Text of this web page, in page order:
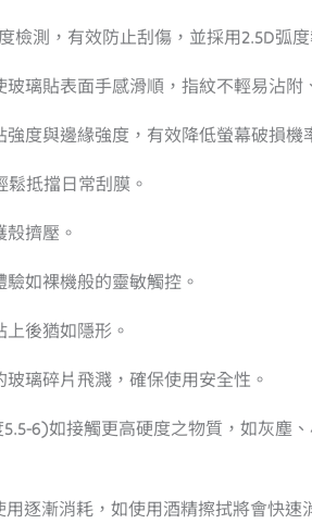
檢測，有效防止刮傷，並採用2.5D弧
璃貼表面手感滑順，指紋不輕易沾附
度與邊緣強度，有效降低螢幕破損機
抵擋日常刮膜。
擠壓。
如裸機般的靈敏觸控。
後猶如隱形。
璃碎片飛濺，確保使用安全性。
6)如接觸更高硬度之物質，如灰塵
逐漸消耗，如使用酒精擦拭將會快速